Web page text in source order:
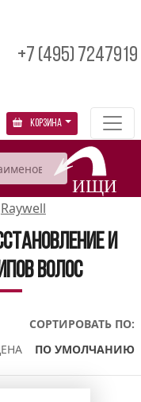
+7 (495) 7247919
Корзина
Raywell
и
волос
СОРТИРОВАТЬ ПО:
ПО УМОЛЧАНИЮ